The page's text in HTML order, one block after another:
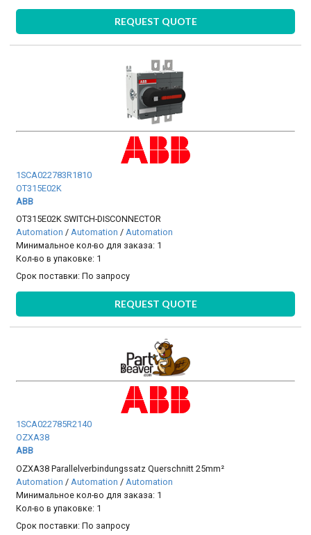
REQUEST QUOTE
1SCA022783R1810
OT315E02K
ABB
OT315E02K SWITCH-DISCONNECTOR
Automation / Automation / Automation
Минимальное кол-во для заказа: 1
Кол-во в упаковке: 1
Срок поставки:По запросу
REQUEST QUOTE
1SCA022785R2140
OZXA38
ABB
OZXA38 Parallelverbindungssatz Querschnitt 25mm²
Automation / Automation / Automation
Минимальное кол-во для заказа: 1
Кол-во в упаковке: 1
Срок поставки:По запросу